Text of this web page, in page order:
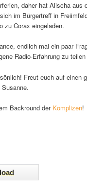
daher hat Alischa aus
im Bürgertreff in
zu Corax eingeladen.
endlich mal ein paar
Radio-Erfahrung zu teilen
Freut euch auf einen
Backround der Komplizen!